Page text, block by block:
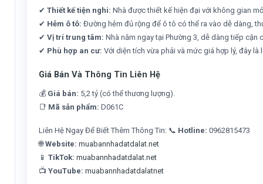
✔Thiết kế tiện nghi: Nhà được thiết kế hiện đại với không gian
✔ Hẻm ô tô: Đường hẻm đủ rộng để ô tô có thể ra vào dễ dàng,
✔Vị trí trung tâm: Nhà nằm ngay tại Phường 3, dễ dàng tiếp
✔ Phù hợp an cư: Với diện tích vừa phải và mức giá hợp lý, đây
Giá Bán Và Thông Tin Liên Hệ
💰 Giá bán: 5,2 tỷ (có thể thương lượng).
📑 Mã sản phẩm: D061C
Liên Hệ Ngay Để Biết Thêm Thông Tin: 📞 Hotline: 0962815473
🌐Website: muabannhadatdalat.net
📱TikTok: muabannhadatdalat.net
📺YouTube: muabannhadatdalatnet